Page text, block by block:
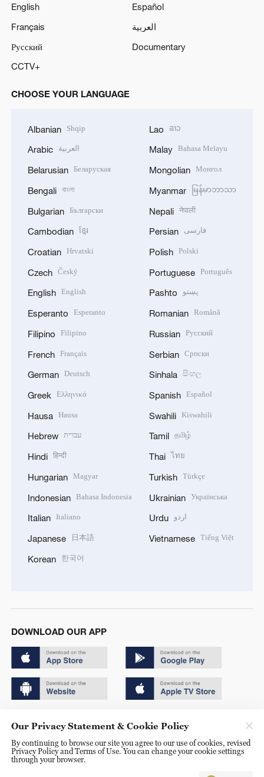
i
English
Español
Français
العربية
Русский
Documentary
CCTV+
CHOOSE YOUR LANGUAGE
Albanian Shqip
Arabic العربية
Belarusian Беларуская
Bengali বাংলা
Bulgarian Български
Cambodian ខ្មែរ
Croatian Hrvatski
Czech Český
English English
Esperanto Esperanto
Filipino Filipino
French Français
German Deutsch
Greek Ελληνικά
Hausa Hausa
Hebrew עברית
Hindi हिन्दी
Hungarian Magyar
Indonesian Bahasa Indonesia
Italian Italiano
Japanese 日本語
Korean 한국어
Lao ລາວ
Malay Bahasa Melayu
Mongolian Монгол
Myanmar မြန်မာဘာသာ
Nepali नेपाली
Persian فارسی
Polish Polski
Portuguese Português
Pashto پښتو
Romanian Română
Russian Русский
Serbian Српски
Sinhala සිංහල
Spanish Español
Swahili Kiswahili
Tamil தமிழ்
Thai ไทย
Turkish Türkçe
Ukrainian Українська
Urdu اردو
Vietnamese Tiếng Việt
DOWNLOAD OUR APP
京ICP备20000184号
京公网安备 11010502050052号
Our Privacy Statement & Cookie Policy
By continuing to browse our site you agree to our use of cookies, revised
Privacy Policy and Terms of Use. You can change your cookie settings
through your browser.